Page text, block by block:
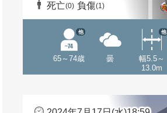
死亡(0) 負傷(1)
65～74歳
他
曇
幅5.5～
13.0m
他